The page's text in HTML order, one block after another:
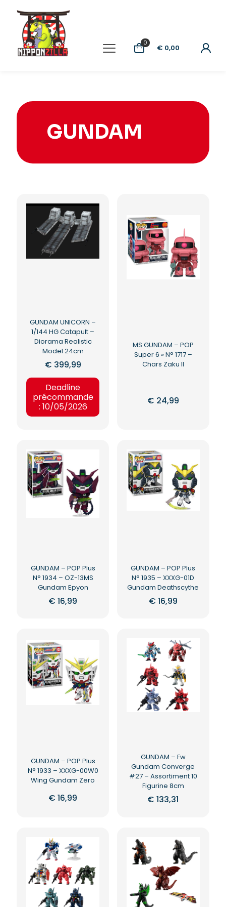
0
€ 0,00
GUNDAM
GUNDAM UNICORN –
1/144 HG Catapult –
Diorama Realistic
Model 24cm
€ 399,99
Deadline
précommande
: 10/05/2026
MS GUNDAM – POP
Super 6 » N° 1717 –
Chars Zaku II
€ 24,99
GUNDAM – POP Plus
N° 1934 – OZ-13MS
Gundam Epyon
€ 16,99
GUNDAM – POP Plus
N° 1935 – XXXG-01D
Gundam Deathscythe
€ 16,99
GUNDAM – POP Plus
N° 1933 – XXXG-00W0
Wing Gundam Zero
€ 16,99
GUNDAM – Fw
Gundam Converge
#27 – Assortiment 10
Figurine 8cm
€ 133,31